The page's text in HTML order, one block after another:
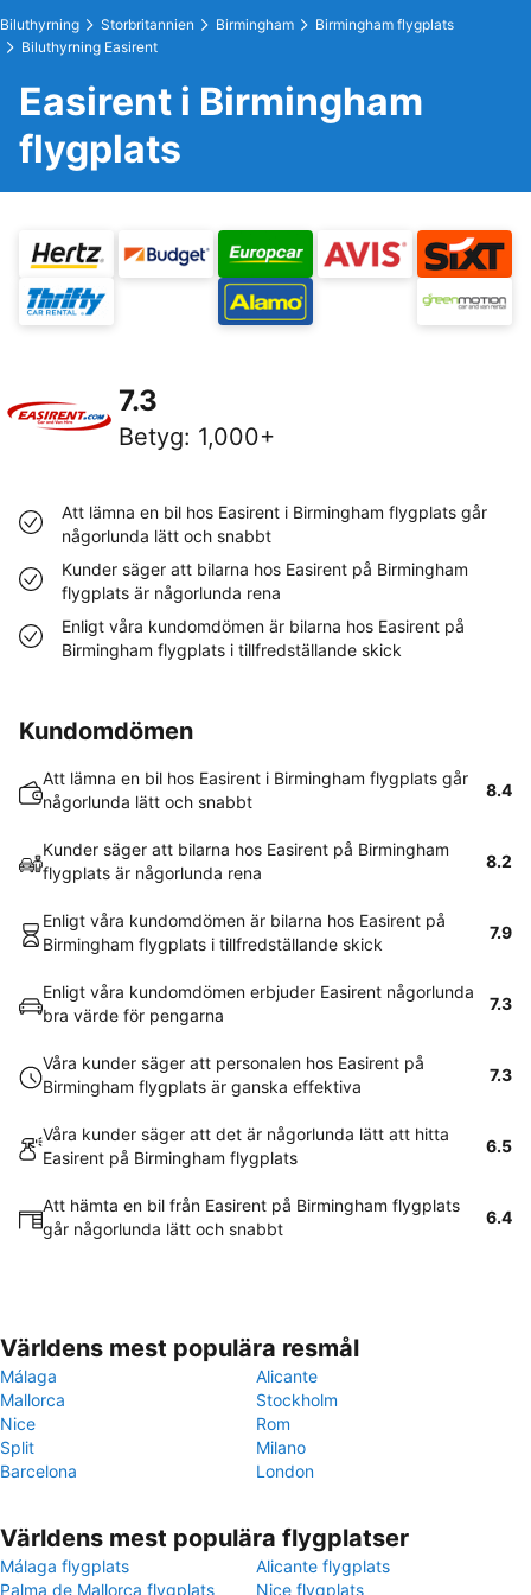
Biluthyrning Storbritannien Birmingham
Birmingham flygplats
Biluthyrning Easirent
Easirent i Birmingham
flygplats
7.3
Betyg: 1,000+
Att lämna en bil hos Easirent i Birmingham flygplats går
någorlunda lätt och snabbt
Kunder säger att bilarna hos Easirent på Birmingham
flygplats är någorlunda rena
Enligt våra kundomdömen är bilarna hos Easirent på
Birmingham flygplats i tillfredställande skick
Kundomdömen
Att lämna en bil hos Easirent i Birmingham flygplats går
någorlunda lätt och snabbt
8.4
Kunder säger att bilarna hos Easirent på Birmingham
flygplats är någorlunda rena
8.2
Enligt våra kundomdömen är bilarna hos Easirent på
Birmingham flygplats i tillfredställande skick
7.9
Enligt våra kundomdömen erbjuder Easirent någorlunda
bra värde för pengarna
7.3
Våra kunder säger att personalen hos Easirent på
Birmingham flygplats är ganska effektiva
7.3
Våra kunder säger att det är någorlunda lätt att hitta
Easirent på Birmingham flygplats
6.5
Att hämta en bil från Easirent på Birmingham flygplats
går någorlunda lätt och snabbt
6.4
Världens mest populära resmål
Málaga
Alicante
Mallorca
Stockholm
Nice
Rom
Split
Milano
Barcelona
London
Världens mest populära flygplatser
Málaga flygplats
Alicante flygplats
Palma de Mallorca flygplats
Nice flygplats